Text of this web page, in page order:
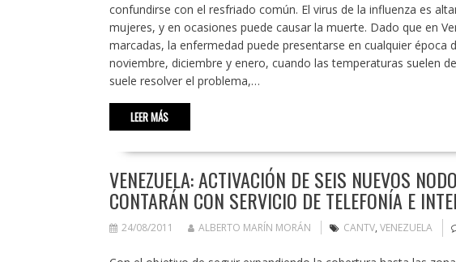
confundirse con el resfriado común. El virus de la influenza es
mujeres, y en ocasiones puede causar la muerte. Dado que en
marcadas, la enfermedad puede presentarse en cualquier época
noviembre, diciembre y enero, cuando las temperaturas suelen
suele resolver el problema,…
LEER MÁS
VENEZUELA: ACTIVACIÓN DE SEIS NUEVOS
CONTARÁN CON SERVICIO DE TELEFONÍA E
24/08/2011 ALBERTO MARÍN MORÁN CANTV, VENEZUELA